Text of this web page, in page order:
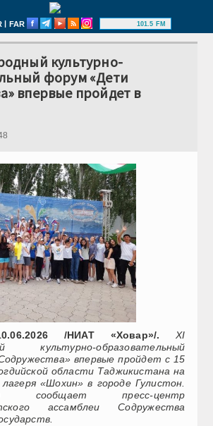
| FAR 101.5 FM
культурно-
форум «Дети
впервые пройдет в
/НИАТ «Ховар»/.
XI
культурно-образовательный
впервые пройдет с 15
области Таджикистана на
«Шохин» в городе Гулистон.
пресс-центр
ассамблеи Содружества